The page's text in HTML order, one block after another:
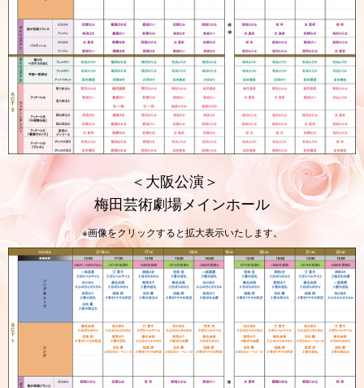
＜大阪公演＞
梅田芸術劇場メインホール
※画像をクリックすると拡大表示いたします。